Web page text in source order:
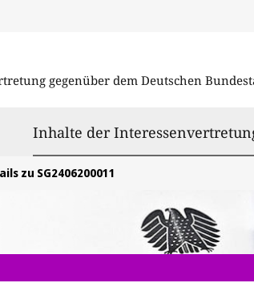
gegenüber dem Deutschen
Inhalte der
zu SG2406200011